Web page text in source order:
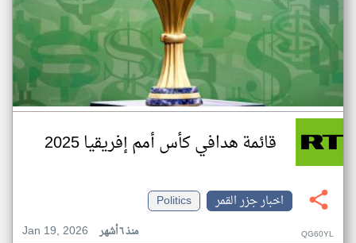
قائمة هدافي كأس أمم إفريقيا 2025
اخبار جزر القمر
Politics
Jan 19, 2026
منذ ٦ أشهر QG60YL